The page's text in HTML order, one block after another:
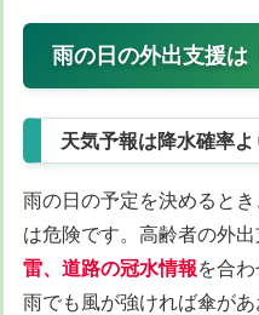
雨の日の外出支援は
天気予報は降水確率
雨の日の予定を決めると
は危険です。高齢者の外出
雷、道路の冠水情報を合
雨でも風が強ければ傘が